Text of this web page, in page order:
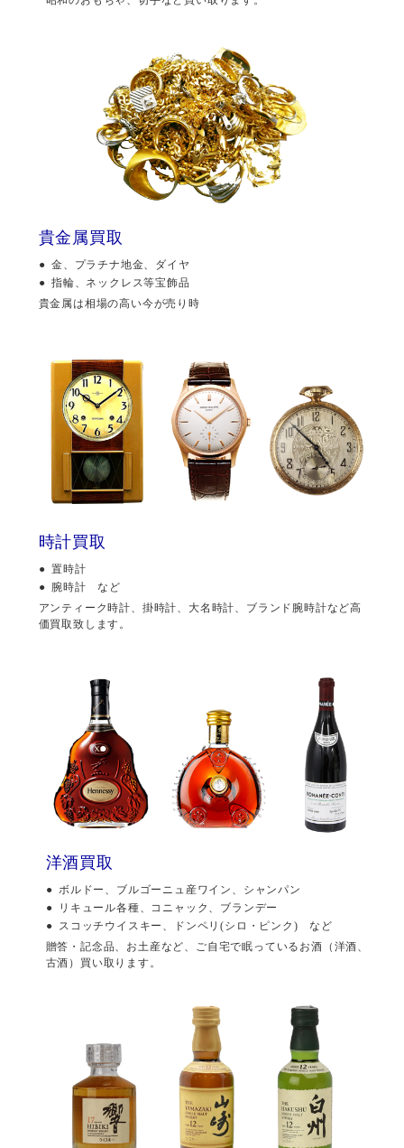
貴金属買取
金、プラチナ地金、ダイヤ
指輪、ネックレス等宝飾品
貴金属は相場の高い今が売り時
時計買取
置時計
腕時計 など
アンティーク時計、掛時計、大名時計、ブランド腕時計など高
価買取致します。
洋酒買取
ボルドー、ブルゴーニュ産ワイン、シャンパン
リキュール各種、コニャック、ブランデー
スコッチウイスキー、ドンペリ(シロ・ピンク) など
贈答・記念品、お土産など、ご自宅で眠っているお酒（洋酒、
古酒）買い取ります。